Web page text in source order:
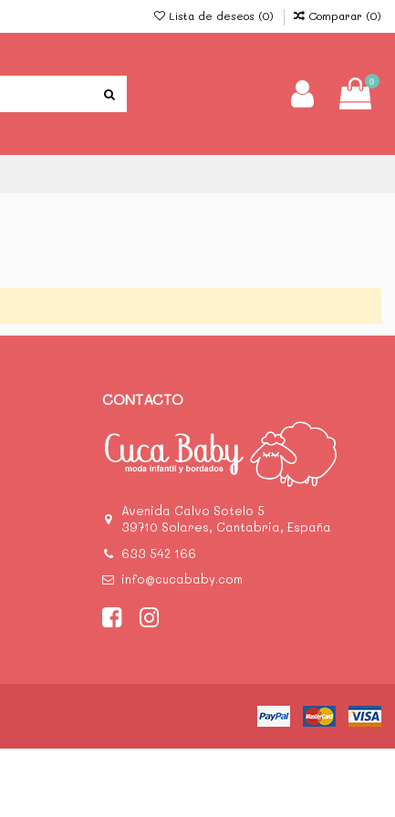
Lista de deseos (0) Comparar (0)
0
CONTACTO
Avenida Calvo Sotelo 5
39710 Solares, Cantabria, España
633 542 166
info@cucababy.com